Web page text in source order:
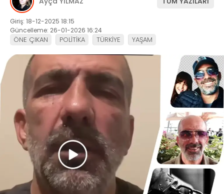
Giriş: 18-12-2025 18:15
Güncelleme: 26-01-2026 16:24
ÖNE ÇIKAN POLİTİKA TÜRKİYE YAŞAM